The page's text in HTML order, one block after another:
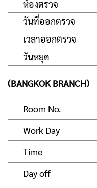
ห้องตรวจ
วันที่ออกตรวจ
เวลาออกตรวจ
วันหยุด
(BANGKOK BRANCH)
Room No.
Work Day
Time
Day off